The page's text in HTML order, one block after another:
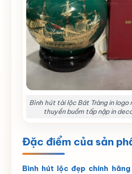
Bình hút tài lộc Bát Tràng in logo
thuyền buồm tấp nập in
Đặc điểm của sản
Bình hút lộc đẹp chính